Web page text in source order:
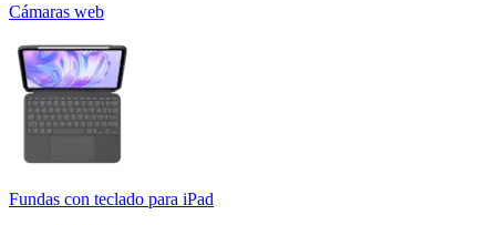
Cámaras web
Fundas con teclado para iPad